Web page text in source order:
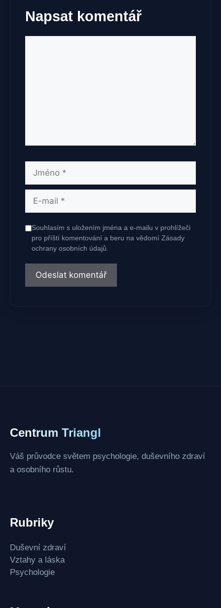
Napsat komentář
Jméno
Souhlasím s uložením jména a e-mailu v prohlížeči
pro příští komentování a beru na vědomí Zásady
ochrany osobních údajů.
Centrum Triangl
Váš průvodce světem psychologie, duševního zdraví
a osobního růstu.
Rubriky
Duševní zdraví
Vztahy a láska
Psychologie